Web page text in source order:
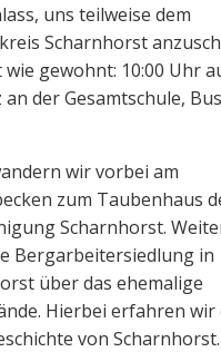
uns teilweise dem
Scharnhorst
gewohnt: 10:00 Uhr
der Gesamtschule,
wir vorbei am
zum Taubenhaus
Scharnhorst.
Bergarbeitersiedlung in
über das ehemalige
Hierbei erfahren wir
von